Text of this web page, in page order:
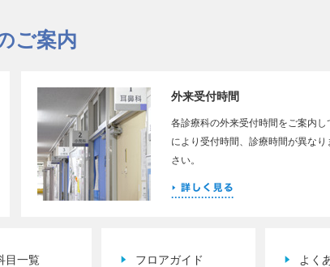
ご案内
外来受付時間
各診療科の外来受付時間をご案内
により受付時間、診療時間が異な
さい。
目一覧 フロアガイド よく